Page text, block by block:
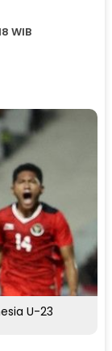
WIB
U-23